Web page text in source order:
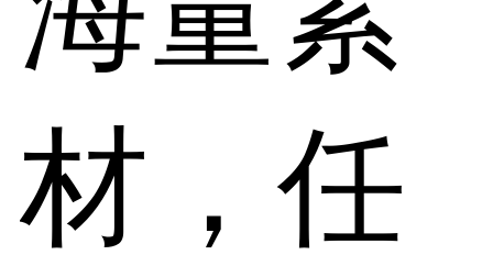
材，任